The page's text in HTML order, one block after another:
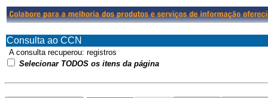
Consulta ao CCN
A consulta recuperou: registros
Selecionar TODOS os itens da página